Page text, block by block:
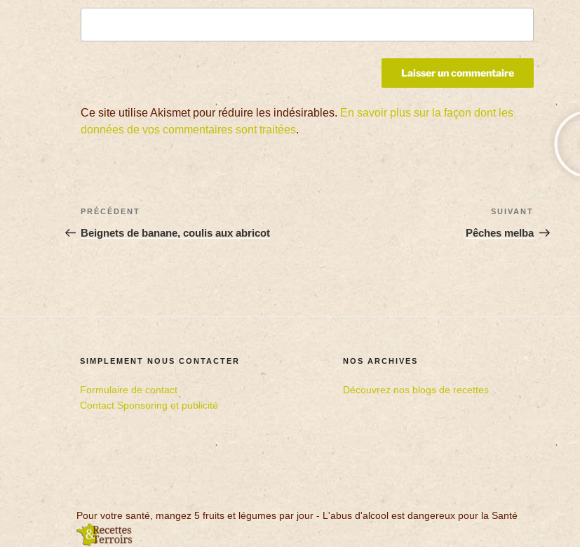
Ce site utilise Akismet pour réduire les indésirables. En savoir plus sur la façon dont les
données de vos commentaires sont traitées.
PRÉCÉDENT
Beignets de banane, coulis aux abricot
SUIVANT
Pêches melba
SIMPLEMENT NOUS CONTACTER
Formulaire de contact
Contact Sponsoring et publicité
NOS ARCHIVES
Découvrez nos blogs de recettes
Pour votre santé, mangez 5 fruits et légumes par jour - L'abus d'alcool est dangereux pour la Santé